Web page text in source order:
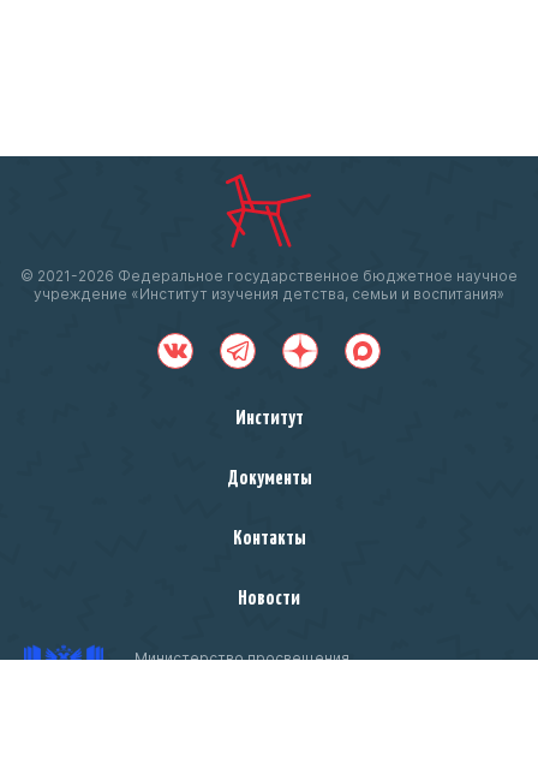
© 2021-2026 Федеральное государственное бюджетное научное
учреждение «Институт изучения детства, семьи и воспитания»
Институт
Документы
Контакты
Новости
Министерство просвещения